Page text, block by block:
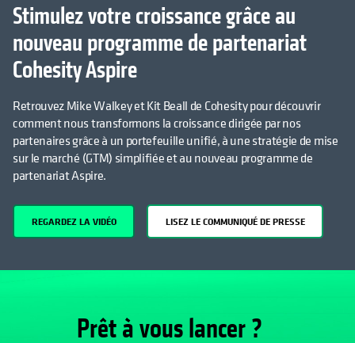
Stimulez votre croissance grâce au
nouveau programme de partenariat
Cohesity Aspire
Retrouvez Mike Walkey et Kit Beall de Cohesity pour découvrir
comment nous transformons la croissance dirigée par nos
partenaires grâce à un portefeuille unifié, à une stratégie de mise
sur le marché (GTM) simplifiée et au nouveau programme de
partenariat Aspire.
REGARDEZ LA VIDÉO LISEZ LE COMMUNIQUÉ DE PRESSE
Prêt à vous lancer ?